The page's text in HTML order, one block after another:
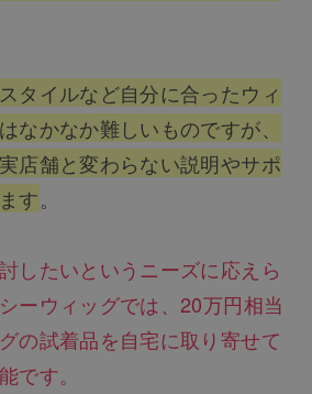
タイルなど自分に合ったウィ
なかなか難しいものですが、
店舗と変わらない説明やサポ
す。
したいというニーズに応えら
ーウィッグでは、20万円相当
の試着品を自宅に取り寄せて
です。